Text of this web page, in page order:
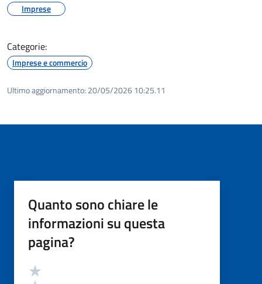
Imprese
Categorie:
Imprese e commercio
Ultimo aggiornamento: 20/05/2026 10:25.11
Quanto sono chiare le
informazioni su questa
pagina?
Valutazione